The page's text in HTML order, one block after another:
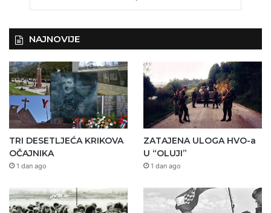
NAJNOVIJE
TRI DESETLJEĆA KRIKOVA
OČAJNIKA
1 dan ago
ZATAJENA ULOGA HVO-a
U “OLUJI”
1 dan ago